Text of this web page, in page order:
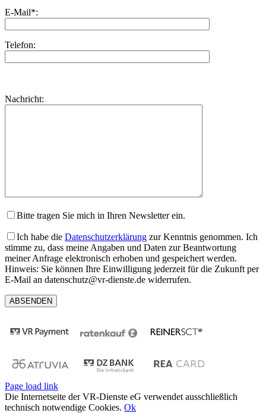
E-Mail*:
Telefon:
dieses
lasse
Nachricht:
Bitte tragen Sie mich in Ihren Newsletter ein.
Ich habe die Datenschutzerklärung zur Kenntnis genommen. Ich
stimme zu, dass meine Angaben und Daten zur Beantwortung
meiner Anfrage elektronisch erhoben und gespeichert werden.
Hinweis: Sie können Ihre Einwilligung jederzeit für die Zukunft per
E-Mail an datenschutz@vr-dienste.de widerrufen.
Page load link
Die Internetseite der VR-Dienste eG verwendet ausschließlich
technisch notwendige Cookies. Ok